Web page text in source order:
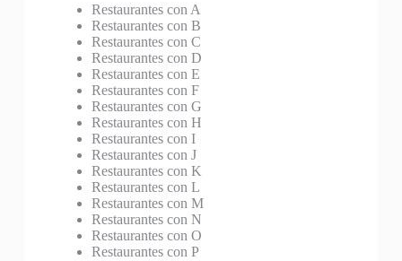
Restaurantes con A
Restaurantes con B
Restaurantes con C
Restaurantes con D
Restaurantes con E
Restaurantes con F
Restaurantes con G
Restaurantes con H
Restaurantes con I
Restaurantes con J
Restaurantes con K
Restaurantes con L
Restaurantes con M
Restaurantes con N
Restaurantes con O
Restaurantes con P